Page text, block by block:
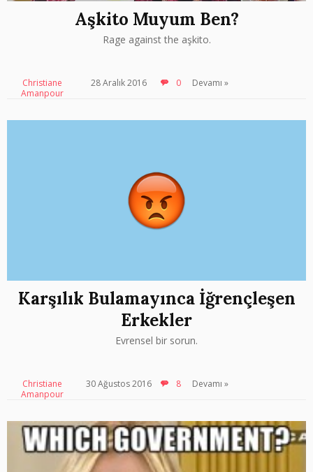
Aşkito Muyum Ben?
Rage against the aşkito.
Christiane
Amanpour
28 Aralık 2016 0 Devamı »
Karşılık Bulamayınca İğrençleşen
Erkekler
Evrensel bir sorun.
Christiane
Amanpour
30 Ağustos 2016 8 Devamı »